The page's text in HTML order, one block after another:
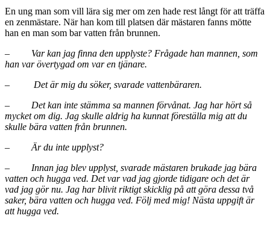
En ung man som vill lära sig mer om zen hade rest långt för att träffa
en zenmästare. När han kom till platsen där mästaren fanns mötte
han en man som bar vatten från brunnen.
– Var kan jag finna den upplyste? Frågade han mannen, som
han var övertygad om var en tjänare.
–
Det är mig du söker, svarade vattenbäraren.
– Det kan inte stämma sa mannen förvånat. Jag har hört så
mycket om dig. Jag skulle aldrig ha kunnat föreställa mig att du
skulle bära vatten från brunnen.
– Är du inte upplyst?
– Innan jag blev upplyst, svarade mästaren brukade jag bära
vatten och hugga ved. Det var vad jag gjorde tidigare och det är
vad jag gör nu. Jag har blivit riktigt skicklig på att göra dessa två
saker, bära vatten och hugga ved. Följ med mig! Nästa uppgift är
att hugga ved.